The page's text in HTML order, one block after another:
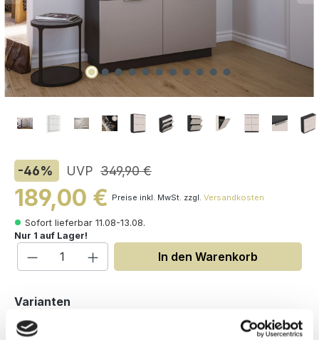
-46% UVP 349,90 €
189,00 € Preise inkl. MwSt. zzgl. Versandkosten
Sofort lieferbar 11.08-13.08.
Nur 1 auf Lager!
Produkt Anzahl: Gib den
In den Warenkorb
Varianten